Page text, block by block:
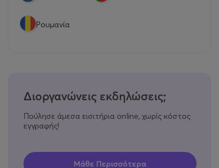
Ρουμανία
Διοργανώνεις εκδηλώσεις;
Πούλησε άμεσα εισιτήρια online, χωρίς κόστος
εγγραφής!